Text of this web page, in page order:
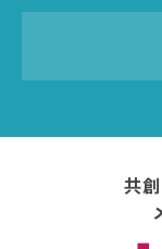
共